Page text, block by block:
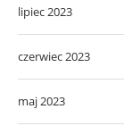
lipiec 2023
czerwiec 2023
maj 2023